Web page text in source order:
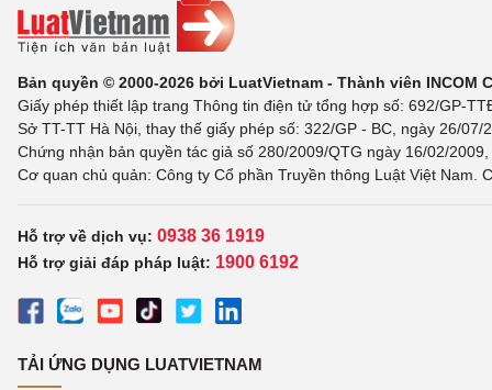
Bản quyền © 2000-2026 bởi LuatVietnam - Thành viên INCOM
Giấy phép thiết lập trang Thông tin điện tử tổng hợp số: 692/GP-
Sở TT-TT Hà Nội, thay thế giấy phép số: 322/GP - BC, ngày 26/
Chứng nhận bản quyền tác giả số 280/2009/QTG ngày 16/02/
Cơ quan chủ quản: Công ty Cổ phần Truyền thông Luật Việt Nam.
Hỗ trợ về dịch vụ: 0938 36 1919
Hỗ trợ giải đáp pháp luật: 1900 6192
TẢI ỨNG DỤNG LUATVIETNAM